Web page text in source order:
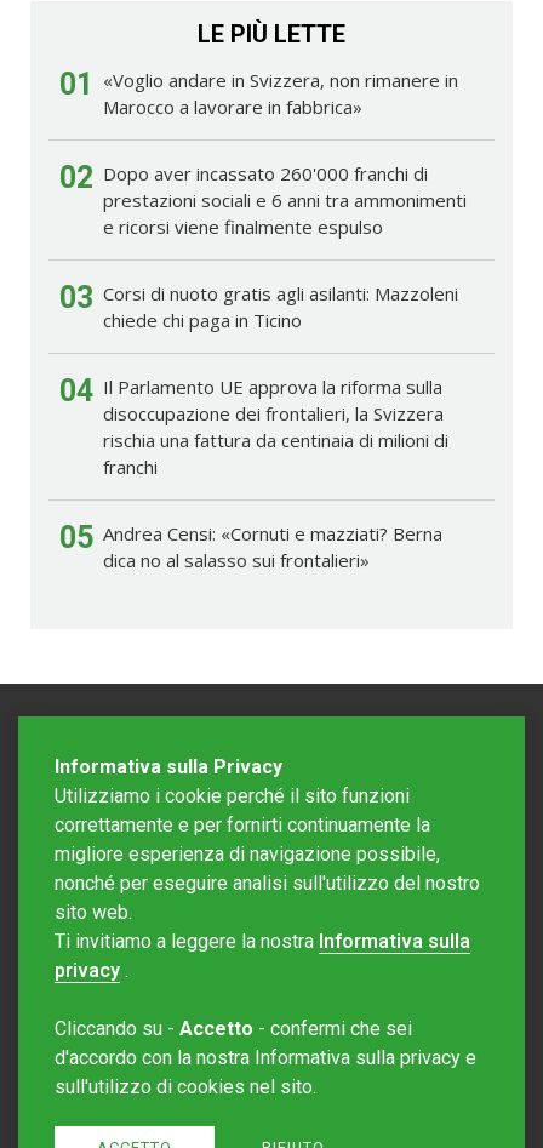
LE PIÙ LETTE
01
«Voglio andare in Svizzera, non rimanere in
Marocco a lavorare in fabbrica»
02 Dopo aver incassato 260'000 franchi di
prestazioni sociali e 6 anni tra ammonimenti
e ricorsi viene finalmente espulso
03 Corsi di nuoto gratis agli asilanti: Mazzoleni
chiede chi paga in Ticino
04 Il Parlamento UE approva la riforma sulla
disoccupazione dei frontalieri, la Svizzera
rischia una fattura da centinaia di milioni di
franchi
05 Andrea Censi: «Cornuti e mazziati? Berna
dica no al salasso sui frontalieri»
Editore Rotostampa SA
Sito creato daRedesign
Informativa sulla Privacy
Utilizziamo i cookie perché il sito funzioni
correttamente e per fornirti continuamente la
migliore esperienza di navigazione possibile,
nonché per eseguire analisi sull'utilizzo del nostro
sito web.
Ti invitiamo a leggere la nostra Informativa sulla
privacy .
Cliccando su - Accetto - confermi che sei
d'accordo con la nostra Informativa sulla privacy e
sull'utilizzo di cookies nel sito.